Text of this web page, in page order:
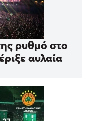
ρυθμό στο
αυλαία